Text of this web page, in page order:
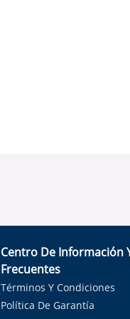
Centro De Información
Frecuentes
Términos Y Condiciones
Política De Garantía